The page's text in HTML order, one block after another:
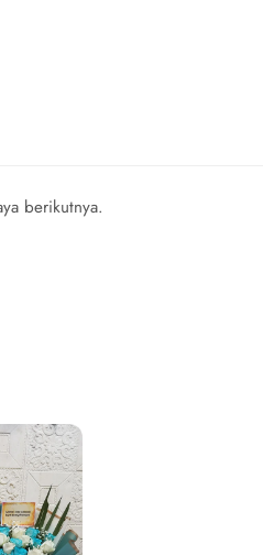
berikutnya.